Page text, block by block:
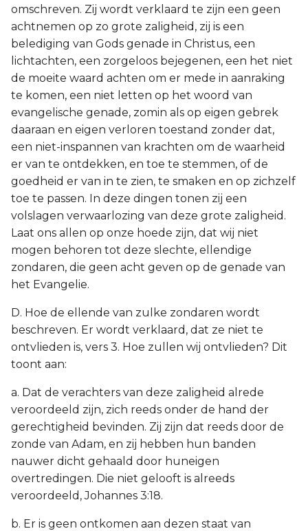
omschreven. Zij wordt verklaard te zijn een geen
achtnemen op zo grote zaligheid, zij is een
belediging van Gods genade in Christus, een
lichtachten, een zorgeloos bejegenen, een het niet
de moeite waard achten om er mede in aanraking
te komen, een niet letten op het woord van
evangelische genade, zomin als op eigen gebrek
daaraan en eigen verloren toestand zonder dat,
een niet-inspannen van krachten om de waarheid
er van te ontdekken, en toe te stemmen, of de
goedheid er van in te zien, te smaken en op zichzelf
toe te passen. In deze dingen tonen zij een
volslagen verwaarlozing van deze grote zaligheid.
Laat ons allen op onze hoede zijn, dat wij niet
mogen behoren tot deze slechte, ellendige
zondaren, die geen acht geven op de genade van
het Evangelie.
D. Hoe de ellende van zulke zondaren wordt
beschreven. Er wordt verklaard, dat ze niet te
ontvlieden is, vers 3. Hoe zullen wij ontvlieden? Dit
toont aan:
a. Dat de verachters van deze zaligheid alrede
veroordeeld zijn, zich reeds onder de hand der
gerechtigheid bevinden. Zij zijn dat reeds door de
zonde van Adam, en zij hebben hun banden
nauwer dicht gehaald door huneigen
overtredingen. Die niet gelooft is alreeds
veroordeeld, Johannes 3:18.
b. Er is geen ontkomen aan dezen staat van